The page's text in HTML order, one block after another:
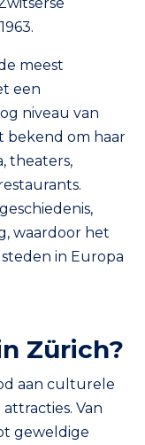
meest
een
niveau van
bekend om haar
theaters,
waardoor het
in Europa
Zürich?
aan culturele
Van
geweldige